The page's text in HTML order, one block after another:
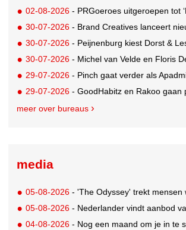
02-08-2026 - PRGoeroes uitgeroepen tot ‘PR-bureau
30-07-2026 - Brand Creatives lanceert nieuwe positionering:
30-07-2026 - Peijnenburg kiest Dorst & Lesser als
30-07-2026 - Michel van Velde en Floris Derksen lanceren I.C.Y. group: drie
29-07-2026 - Pinch gaat verder als
29-07-2026 - GoodHabitz en Rakoo gaan partnership aan voor
meer over bureaus
media
05-08-2026 - 'The Odyssey' trekt mensen weer
05-08-2026 - Nederlander vindt aanbod van films, series en
04-08-2026 - Nog een maand om je in te schrijven voor